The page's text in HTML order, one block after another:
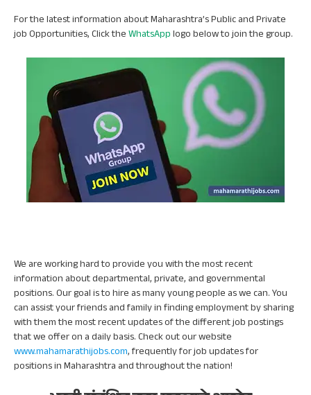
For the latest information about Maharashtra’s Public and Private
job Opportunities, Click theWhatsApplogo below to join the group.
We are working hard to provide you with the most recent
information about departmental, private, and governmental
positions. Our goal is to hire as many young people as we can. You
can assist your friends and family in finding employment by sharing
with them the most recent updates of the different job postings
that we offer on a daily basis. Check out our website
www.mahamarathijobs.com, frequently for job updates for
positions in Maharashtra and throughout the nation!